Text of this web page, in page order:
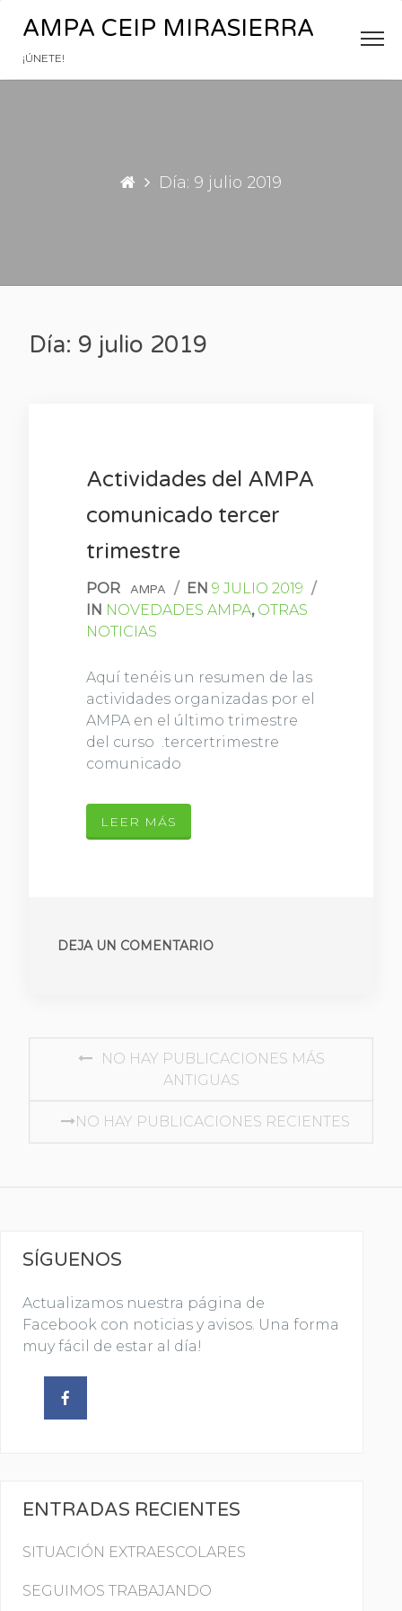
AMPA CEIP MIRASIERRA
¡ÚNETE!
Día: 9 julio 2019
Día: 9 julio 2019
Actividades del AMPA
comunicado tercer
trimestre
POR AMPA / EN 9 JULIO 2019 /
IN NOVEDADES AMPA, OTRAS
NOTICIAS
Aquí tenéis un resumen de las
actividades organizadas por el
AMPA en el último trimestre
del curso .tercertrimestre
comunicado
LEER MÁS
DEJA UN COMENTARIO
NAVEGACIÓN DE ENTRADAS
NO HAY PUBLICACIONES MÁS
ANTIGUAS
NO HAY PUBLICACIONES RECIENTES
SÍGUENOS
Actualizamos nuestra página de
Facebook con noticias y avisos. Una forma
muy fácil de estar al día!
ENTRADAS RECIENTES
SITUACIÓN EXTRAESCOLARES
SEGUIMOS TRABAJANDO